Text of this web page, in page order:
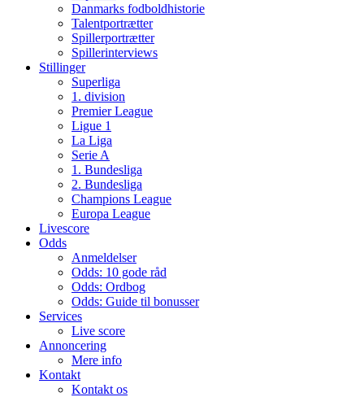
Danmarks fodboldhistorie
Talentportrætter
Spillerportrætter
Spillerinterviews
Stillinger
Superliga
1. division
Premier League
Ligue 1
La Liga
Serie A
1. Bundesliga
2. Bundesliga
Champions League
Europa League
Livescore
Odds
Anmeldelser
Odds: 10 gode råd
Odds: Ordbog
Odds: Guide til bonusser
Services
Live score
Annoncering
Mere info
Kontakt
Kontakt os